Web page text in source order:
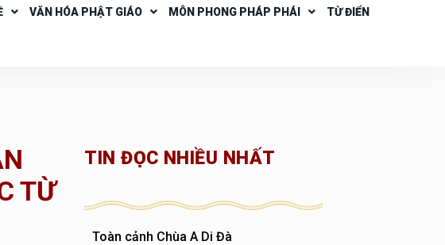
VĂN HÓA PHẬT GIÁO MÔN PHONG PHÁP PHÁI TỪ ĐIỂN
TỪ
TIN ĐỌC NHIỀU NHẤT
Toàn cảnh Chùa A Di Đà